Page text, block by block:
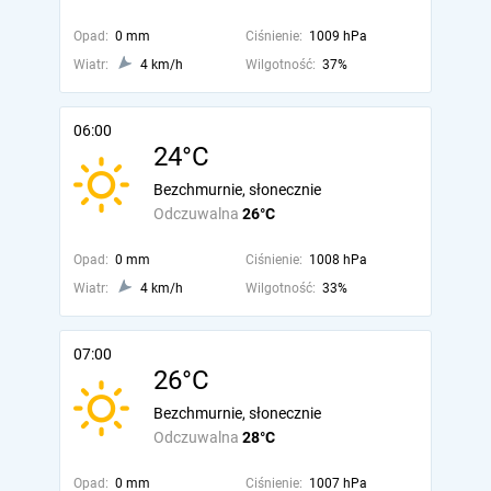
Opad: 0 mm Ciśnienie: 1009 hPa
Wiatr:
4 km/h Wilgotność: 37%
06:00
24°C
Odczuwalna 26°C
Bezchmurnie, słonecznie
Opad: 0 mm Ciśnienie: 1008 hPa
Wiatr:
4 km/h Wilgotność: 33%
07:00
26°C
Odczuwalna 28°C
Bezchmurnie, słonecznie
Opad: 0 mm Ciśnienie: 1007 hPa